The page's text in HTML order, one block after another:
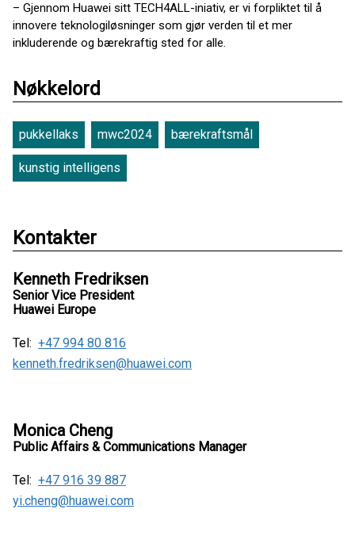
– Gjennom Huawei sitt TECH4ALL-iniativ, er vi forpliktet til å
innovere teknologiløsninger som gjør verden til et mer
inkluderende og bærekraftig sted for alle.
Nøkkelord
pukkellaks mwc2024 bærekraftsmål
kunstig intelligens
Kontakter
Kenneth Fredriksen
Senior Vice President
Huawei Europe
Tel: +47 994 80 816
kenneth.fredriksen@huawei.com
Monica Cheng
Public Affairs & Communications Manager
Tel: +47 916 39 887
yi.cheng@huawei.com